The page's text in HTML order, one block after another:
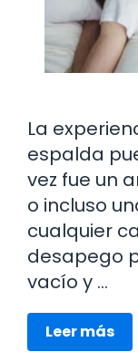
La
espalda
vez fue un
o incluso
cualquier
desapego
vacío y …
Leer más